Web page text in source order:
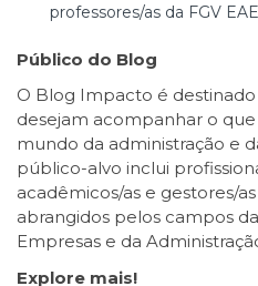
professores/as da FGV
Público do Blog
O Blog Impacto é
desejam acompanhar o
mundo da administração e
público-alvo inclui
acadêmicos/as e gestores/
abrangidos pelos campos
Empresas e da
Explore mais!